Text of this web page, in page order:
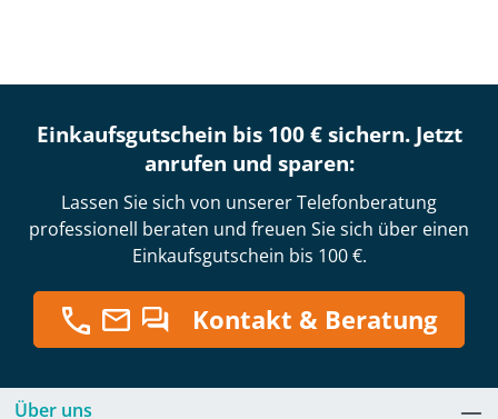
Einkaufsgutschein bis 100 € sichern. Jetzt
anrufen und sparen:
Lassen Sie sich von unserer Telefonberatung
professionell beraten und freuen Sie sich über einen
Einkaufsgutschein bis 100 €.
Kontakt & Beratung
Über uns